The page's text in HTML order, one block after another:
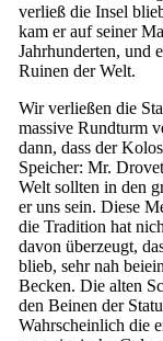
verließ die Insel
kam er auf seiner
Jahrhunderten, und
Ruinen der Welt.
Wir verließen die
massive Rundturm
dann, dass der
Speicher: Mr.
Welt sollten in den
er uns sein. Diese
die Tradition hat
davon überzeugt,
blieb, sehr nah
Becken. Die alten
den Beinen der
Wahrscheinlich die